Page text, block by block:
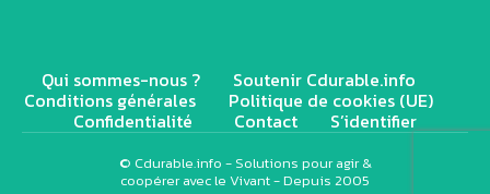
Qui sommes-nous ? Soutenir Cdurable.info
Conditions générales Politique de cookies (UE)
Confidentialité Contact S’identifier
© Cdurable.info - Solutions pour agir &
coopérer avec le Vivant - Depuis 2005